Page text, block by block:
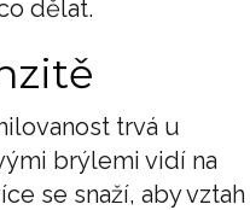
dělat.
trvá u
brýlemi vidí na
se snaží, aby vztah